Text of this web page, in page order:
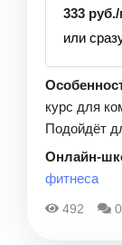
333
или
курс для
Подойдёт
Онлайн-
фитнеса
492 0